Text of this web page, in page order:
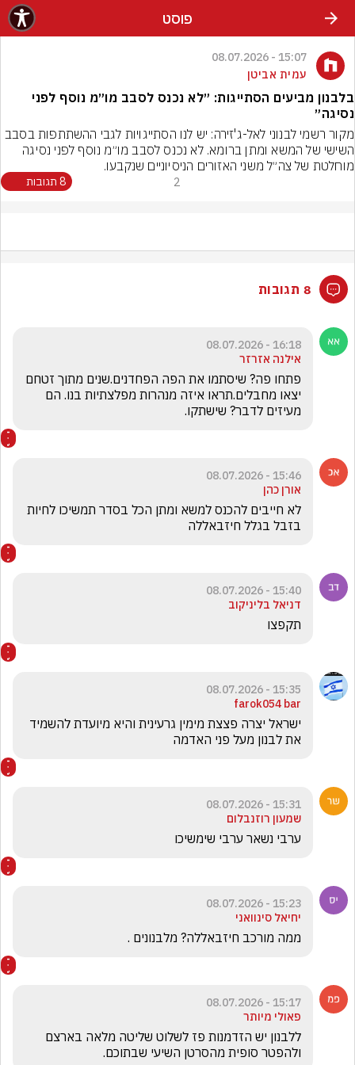
פוסט
15:07 - 08.07.2026
עמית אביטן
בלבנון מביעים הסתייגות: ״לא נכנס לסבב מו״מ נוסף לפני
נסיגה״
מוחלטת של צה״ל משני האזורים הניסיוניים שנקבעו.
2 8 תגובות
8 תגובות
16:18 - 08.07.2026
אילנה אזרזר
מעיזים לדבר? שישתקו.
15:46 - 08.07.2026
אורן כהן
בזבל בגלל חיזבאללה
15:40 - 08.07.2026
דניאל בליניקוב
תקפצו
15:35 - 08.07.2026
farok054 bar
את לבנון מעל פני האדמה
15:31 - 08.07.2026
שמעון רוזנבלום
ערבי נשאר ערבי שימשיכו
15:23 - 08.07.2026
יחיאל סינוואני
ממה מורכב חיזבאללה? מלבנונים .
15:17 - 08.07.2026
פאולי מיותר
ולהפטר סופית מהסרטן השיעי שבתוכם.